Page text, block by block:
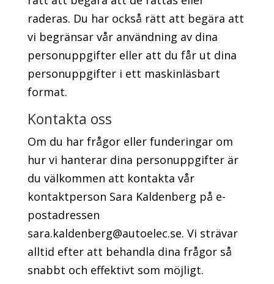
raderas. Du har också rätt att begära att
vi begränsar vår användning av dina
personuppgifter eller att du får ut dina
personuppgifter i ett maskinläsbart
format.
Kontakta oss
Om du har frågor eller funderingar om
hur vi hanterar dina personuppgifter är
du välkommen att kontakta vår
kontaktperson Sara Kaldenberg på e-
postadressen
sara.kaldenberg@autoelec.se. Vi strävar
alltid efter att behandla dina frågor så
snabbt och effektivt som möjligt.